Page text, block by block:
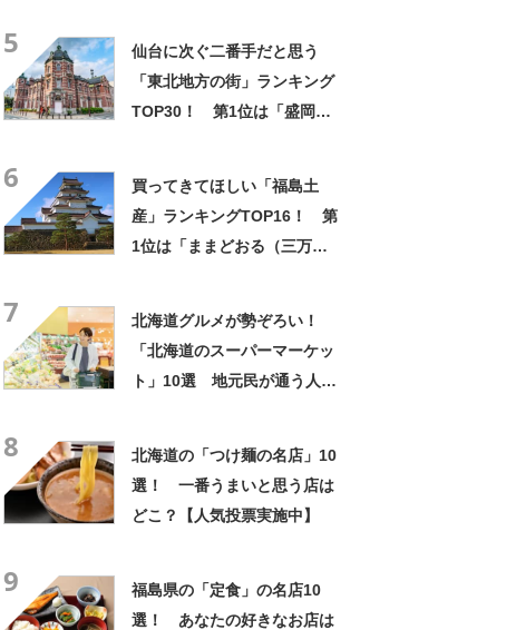
5
仙台に次ぐ二番手だと思う
「東北地方の街」ランキング
TOP30！ 第1位は「盛岡
6
買ってきてほしい「福島土
産」ランキングTOP16！ 第
1位は「ままどおる（三万
7
北海道グルメが勢ぞろい！
「北海道のスーパーマーケッ
ト」10選 地元民が通う人気
8
北海道の「つけ麺の名店」10
選！ 一番うまいと思う店は
どこ？【人気投票実施中】
9
福島県の「定食」の名店10
選！ あなたの好きなお店は